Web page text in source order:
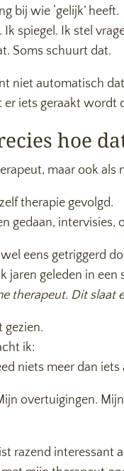
bij wie ‘gelijk’ heeft.
Ik spiegel. Ik stel
Soms schuurt dat.
niet automatisch
er iets geraakt wordt
hoe
maar ook als
therapie gevolgd.
gedaan, intervisies,
eens getriggerd
jaren geleden in een
therapeut. Dit slaat
gezien.
ik:
niets meer dan
overtuigingen.
razend interessant